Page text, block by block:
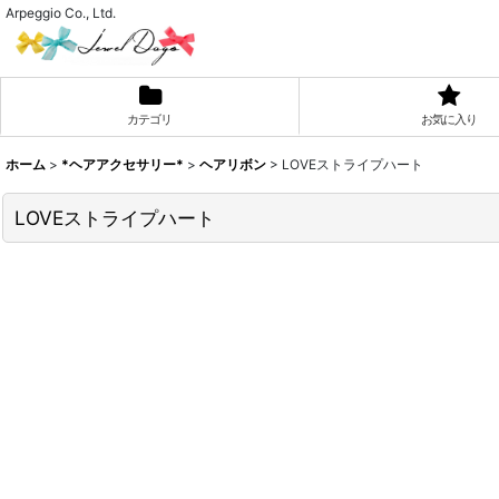
Arpeggio Co., Ltd.
カテゴリ お気に入り
ホーム > *ヘアアクセサリー* > ヘアリボン > LOVEストライプハート
LOVEストライプハート